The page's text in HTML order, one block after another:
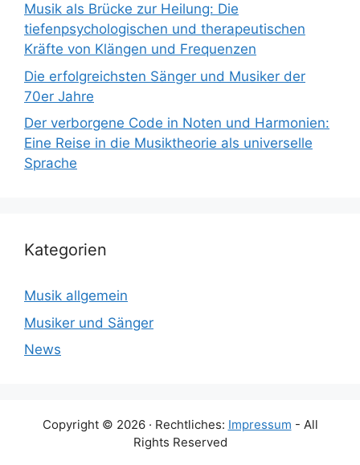
Musik als Brücke zur Heilung: Die
tiefenpsychologischen und therapeutischen
Kräfte von Klängen und Frequenzen
Die erfolgreichsten Sänger und Musiker der
70er Jahre
Der verborgene Code in Noten und Harmonien:
Eine Reise in die Musiktheorie als universelle
Sprache
Kategorien
Musik allgemein
Musiker und Sänger
News
Copyright © 2026 · Rechtliches: Impressum - All
Rights Reserved